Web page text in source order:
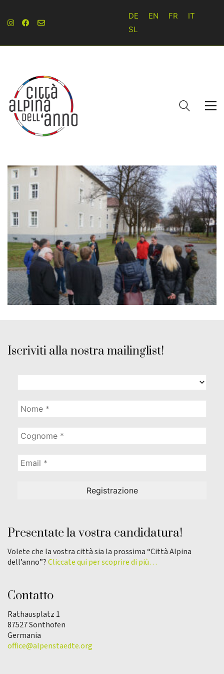
DE EN FR
IT
SL
Iscriviti alla nostra mailinglist!
Presentate la vostra candidatura!
Volete che la vostra città sia la prossima “Città Alpina
dell’anno”?Cliccate qui per scoprire di più…
Contatto
Rathausplatz 1
87527 Sonthofen
Germania
office@alpenstaedte.org